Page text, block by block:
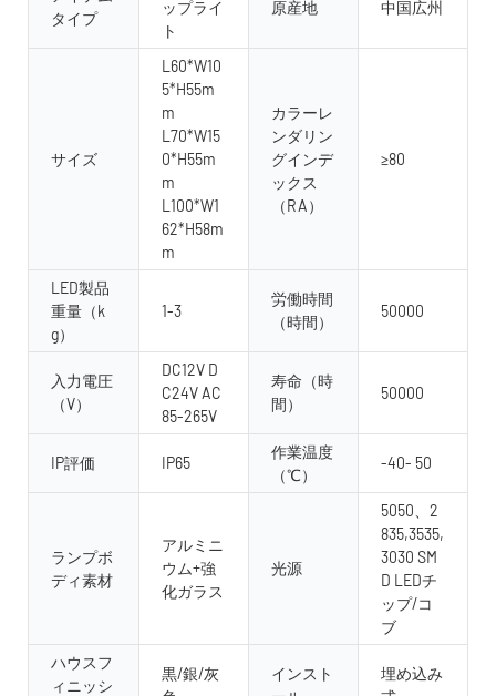
タイプ
ップライ
ト
原産地 中国広州
サイズ
L60*W10
5*H55m
m
L70*W15
0*H55m
m
L100*W1
62*H58m
m
カラーレ
ンダリン
グインデ
ックス
（RA）
≥80
LED製品
重量（k
g）
1-3
労働時間
（時間）
50000
入力電圧
（V）
DC12V D
C24V AC
85-265V
寿命（時
間）
50000
IP評価 IP65
作業温度
（℃）
-40- 50
ランプボ
ディ素材
アルミニ
ウム+強
化ガラス
光源
5050、2
835,3535,
3030 SM
D LEDチ
ップ/コ
ブ
ハウスフ
ィニッシ
黒/銀/灰
インスト
埋め込み